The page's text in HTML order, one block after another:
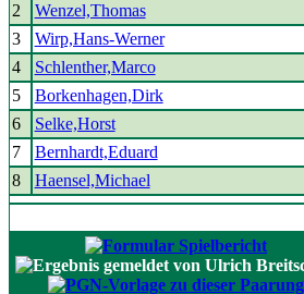
2
Wenzel,Thomas
3
Wirp,Hans-Werner
4
Schlenther,Marco
5
Borkenhagen,Dirk
6
Selke,Horst
7
Bernhardt,Eduard
8
Haensel,Michael